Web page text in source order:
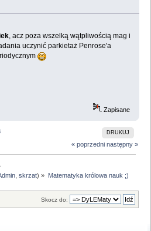
, acz poza wszelką wątpliwością mag i
uczynić parkietaż Penrose'a
Zapisane
DRUKUJ
« poprzedni następny »
,skrzat) » Matematyka królowa nauk ;)
Skocz do: